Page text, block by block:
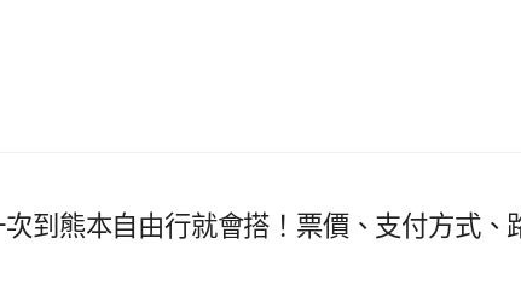
到熊本自由行就會搭！票價、支付方式、